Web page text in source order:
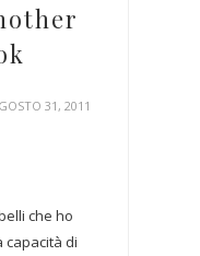
31, 2011
che ho
capacità di